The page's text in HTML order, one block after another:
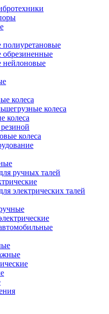
полиуретановые
обрезиненные
нейлоновые
колеса
колеса
колеса
колеса
ручных талей
электрических талей